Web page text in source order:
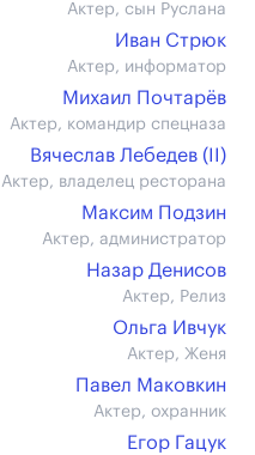
Актер, сын Руслана
Иван Стрюк
Актер, информатор
Михаил Почтарёв
Актер, командир спецназа
Вячеслав Лебедев (II)
Актер, владелец ресторана
Максим Подзин
Актер, администратор
Назар Денисов
Актер, Релиз
Ольга Ивчук
Актер, Женя
Павел Маковкин
Актер, охранник
Егор Гацук